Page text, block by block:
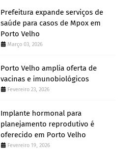
Prefeitura expande serviços de
saúde para casos de Mpox em
Porto Velho
Março 03, 2026
Porto Velho amplia oferta de
vacinas e imunobiológicos
Fevereiro 23, 2026
Implante hormonal para
planejamento reprodutivo é
oferecido em Porto Velho
Fevereiro 19, 2026